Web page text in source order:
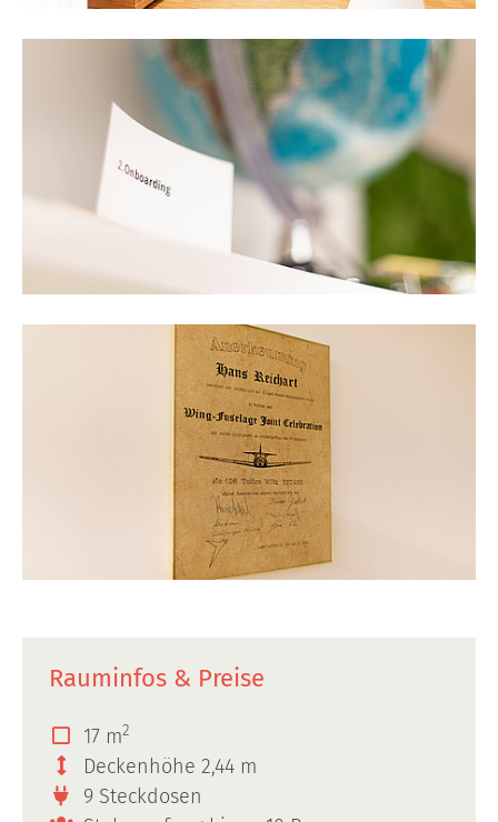
Rauminfos & Preise
17 m2
Deckenhöhe 2,44 m
9 Steckdosen